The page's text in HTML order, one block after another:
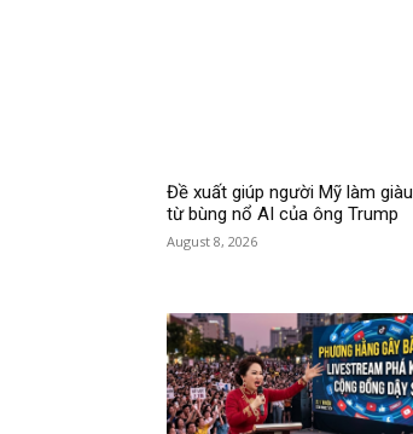
Đề xuất giúp người Mỹ làm giàu
từ bùng nổ AI của ông Trump
August 8, 2026